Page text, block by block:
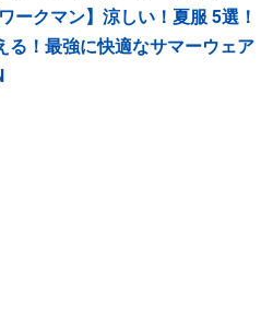
ワークマン】涼しい！夏服 5選！
る！最強に快適なサマーウェア